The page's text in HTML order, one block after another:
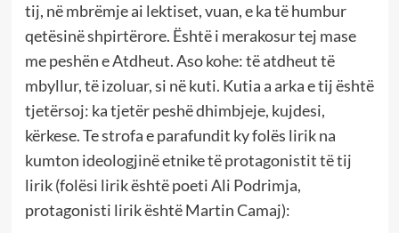
tij, në mbrëmje ai lektiset, vuan, e ka të humbur
qetësinë shpirtërore. Është i merakosur tej mase
me peshën e Atdheut. Aso kohe: të atdheut të
mbyllur, të izoluar, si në kuti. Kutia a arka e tij është
tjetërsoj: ka tjetër peshë dhimbjeje, kujdesi,
kërkese. Te strofa e parafundit ky folës lirik na
kumton ideologjinë etnike të protagonistit të tij
lirik (folësi lirik është poeti Ali Podrimja,
protagonisti lirik është Martin Camaj):